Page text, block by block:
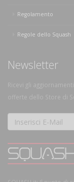
Regolamento
Regole dello Squash
Newsletter
Ricevi gli
offerte dello Store di